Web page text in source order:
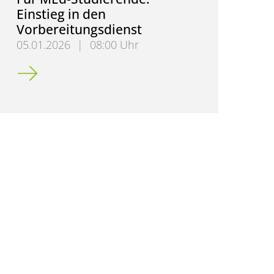
Einstieg in den
Vorbereitungsdienst
05.01.2026 |
08:00 Uhr
Für MEd-Studierende: Einstieg in den